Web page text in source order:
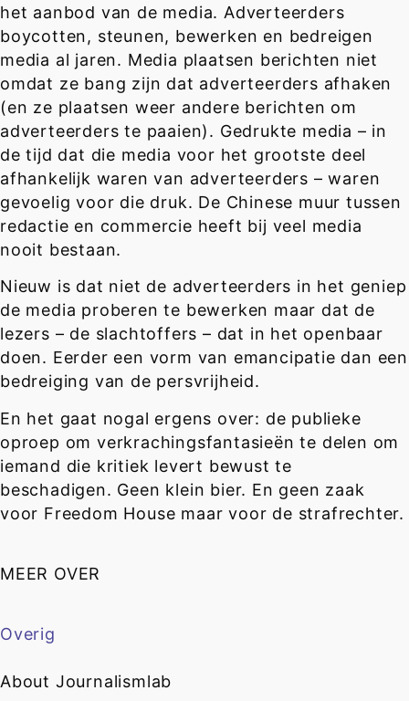
het aanbod van de media. Adverteerders
boycotten, steunen, bewerken en bedreigen
media al jaren. Media plaatsen berichten niet
omdat ze bang zijn dat adverteerders afhaken
(en ze plaatsen weer andere berichten om
adverteerders te paaien). Gedrukte media – in
de tijd dat die media voor het grootste deel
afhankelijk waren van adverteerders – waren
gevoelig voor die druk. De Chinese muur tussen
redactie en commercie heeft bij veel media
nooit bestaan.
Nieuw is dat niet de adverteerders in het geniep
de media proberen te bewerken maar dat de
lezers – de slachtoffers – dat in het openbaar
doen. Eerder een vorm van emancipatie dan een
bedreiging van de persvrijheid.
En het gaat nogal ergens over: de publieke
oproep om verkrachingsfantasieën te delen om
iemand die kritiek levert bewust te
beschadigen. Geen klein bier. En geen zaak
voor Freedom House maar voor de strafrechter.
MEER OVER
Overig
About Journalismlab